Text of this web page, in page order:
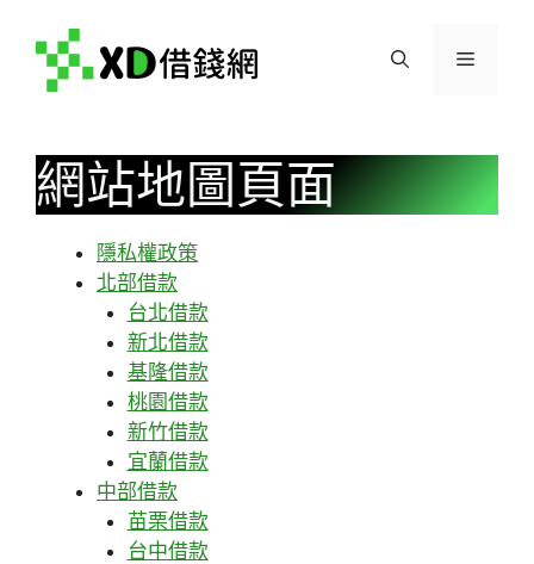
選
網站地圖頁面
隱私權政策
北部借款
台北借款
新北借款
基隆借款
桃園借款
新竹借款
宜蘭借款
中部借款
苗栗借款
台中借款